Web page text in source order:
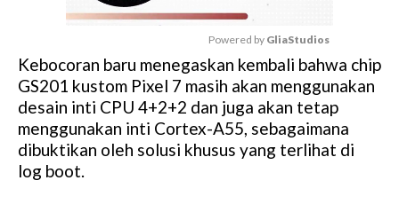
M
u
t
e
Powered by GliaStudios
Kebocoran baru menegaskan kembali bahwa chip
GS201 kustom Pixel 7 masih akan menggunakan
desain inti CPU 4+2+2 dan juga akan tetap
menggunakan inti Cortex-A55, sebagaimana
dibuktikan oleh solusi khusus yang terlihat di
log boot.